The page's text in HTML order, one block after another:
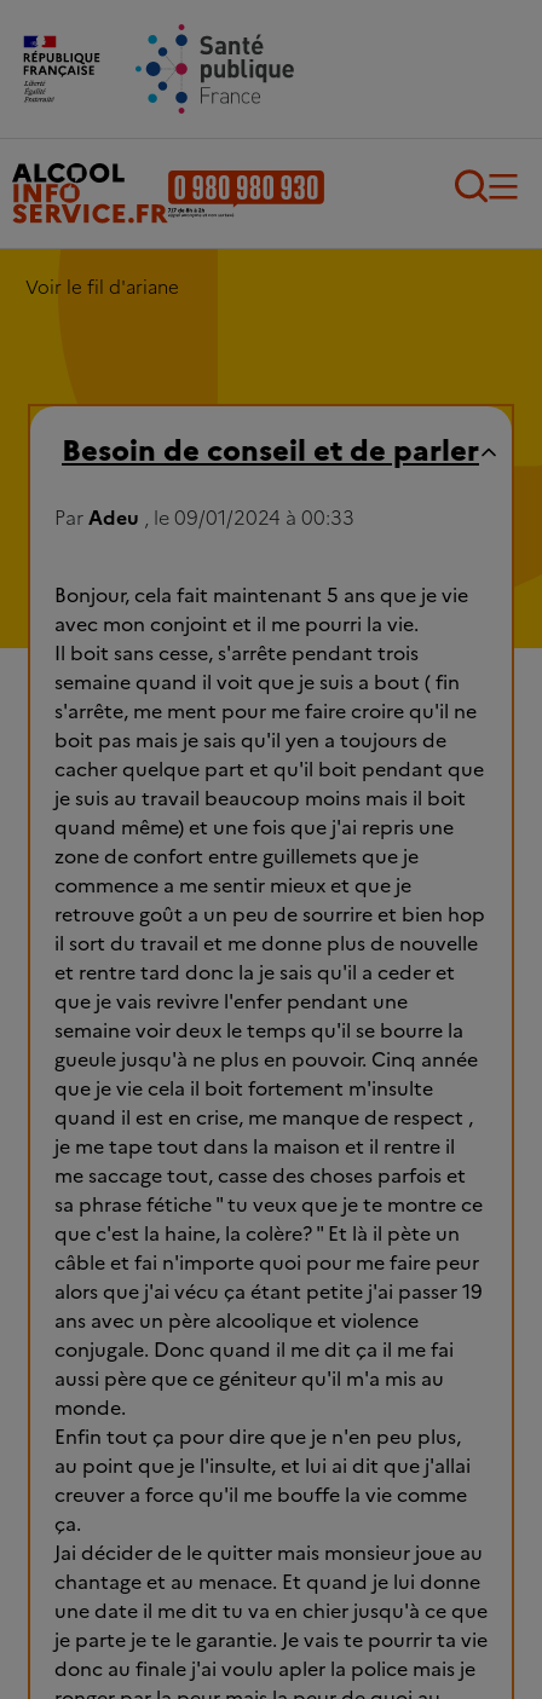
Aller au contenu principal
Voir le fil d'ariane
Besoin de conseil et de parler
ParAdeu , le 09/01/2024 à 00:33
Bonjour, cela fait maintenant 5 ans que je vie
avec mon conjoint et il me pourri la vie.
Il boit sans cesse, s'arrête pendant trois
semaine quand il voit que je suis a bout ( fin
s'arrête, me ment pour me faire croire qu'il ne
boit pas mais je sais qu'il yen a toujours de
cacher quelque part et qu'il boit pendant que
je suis au travail beaucoup moins mais il boit
quand même) et une fois que j'ai repris une
zone de confort entre guillemets que je
commence a me sentir mieux et que je
retrouve goût a un peu de sourrire et bien hop
il sort du travail et me donne plus de nouvelle
et rentre tard donc la je sais qu'il a ceder et
que je vais revivre l'enfer pendant une
semaine voir deux le temps qu'il se bourre la
gueule jusqu'à ne plus en pouvoir. Cinq année
que je vie cela il boit fortement m'insulte
quand il est en crise, me manque de respect ,
je me tape tout dans la maison et il rentre il
me saccage tout, casse des choses parfois et
sa phrase fétiche " tu veux que je te montre ce
que c'est la haine, la colère? " Et là il pète un
câble et fai n'importe quoi pour me faire peur
alors que j'ai vécu ça étant petite j'ai passer 19
ans avec un père alcoolique et violence
conjugale. Donc quand il me dit ça il me fai
aussi père que ce géniteur qu'il m'a mis au
monde.
Enfin tout ça pour dire que je n'en peu plus,
au point que je l'insulte, et lui ai dit que j'allai
creuver a force qu'il me bouffe la vie comme
ça.
Jai décider de le quitter mais monsieur joue au
chantage et au menace. Et quand je lui donne
une date il me dit tu va en chier jusqu'à ce que
je parte je te le garantie. Je vais te pourrir ta vie
donc au finale j'ai voulu apler la police mais je